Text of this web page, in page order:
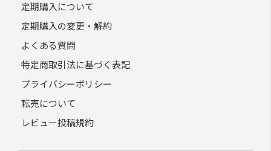
定期購入について
定期購入の変更・解約
よくある質問
特定商取引法に基づく表記
プライバシーポリシー
転売について
レビュー投稿規約